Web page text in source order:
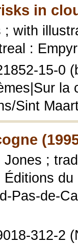
in
; with
:
15-0
la
Sint
Jones ;
Éditions
Pas-de-
312-2